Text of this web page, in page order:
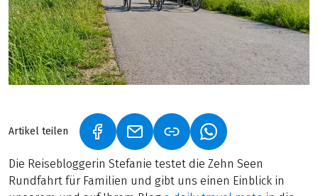
Artikel teilen (LINK ÖFFNET IN NEUEM TAB)
(LINK ÖFFNET IN NEUEM TAB)
(LINK ÖFFNET IN
Die Reisebloggerin Stefanie testet die Zehn Seen
Rundfahrt für Familien und gibt uns einen Einblick in